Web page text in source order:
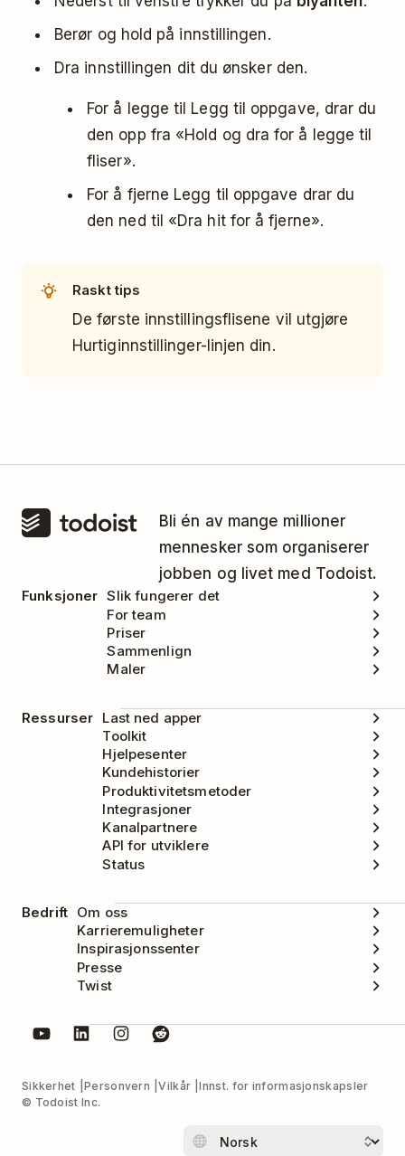
Berør og hold på innstillingen.
Dra innstillingen dit du ønsker den.
For å legge til Legg til oppgave, drar du
den opp fra «Hold og dra for å legge til
fliser».
For å fjerne Legg til oppgave drar du
den ned til «Dra hit for å fjerne».
Raskt tips
De første innstillingsflisene vil utgjøre
Hurtiginnstillinger-linjen din.
Bli én av mange millioner
mennesker som organiserer
jobben og livet med Todoist.
Funksjoner Slik fungerer det
For team
Priser
Sammenlign
Maler
Ressurser Last ned apper
Toolkit
Hjelpesenter
Kundehistorier
Produktivitetsmetoder
Integrasjoner
Kanalpartnere
API for utviklere
Status
Bedrift Om oss
Karrieremuligheter
Inspirasjonssenter
Presse
Twist
Sikkerhet Personvern Vilkår
Innst. for informasjonskapsler
© Todoist Inc.